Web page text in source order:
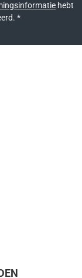
hebt
*